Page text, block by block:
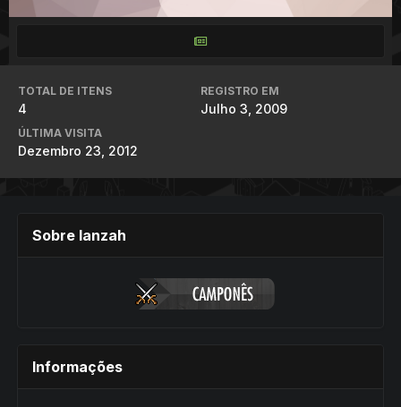
TOTAL DE ITENS
4
REGISTRO EM
Julho 3, 2009
ÚLTIMA VISITA
Dezembro 23, 2012
Sobre lanzah
Informações